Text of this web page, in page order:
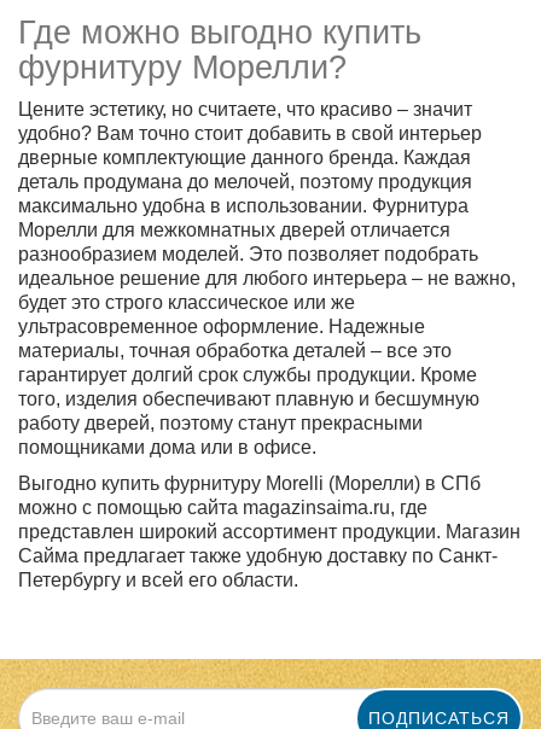
Где можно выгодно купить
фурнитуру Морелли?
Цените эстетику, но считаете, что красиво – значит
удобно? Вам точно стоит добавить в свой интерьер
дверные комплектующие данного бренда. Каждая
деталь продумана до мелочей, поэтому продукция
максимально удобна в использовании. Фурнитура
Морелли для межкомнатных дверей отличается
разнообразием моделей. Это позволяет подобрать
идеальное решение для любого интерьера – не важно,
будет это строго классическое или же
ультрасовременное оформление. Надежные
материалы, точная обработка деталей – все это
гарантирует долгий срок службы продукции. Кроме
того, изделия обеспечивают плавную и бесшумную
работу дверей, поэтому станут прекрасными
помощниками дома или в офисе.
Выгодно купить фурнитуру Morelli (Морелли) в СПб
можно с помощью сайта magazinsaima.ru, где
представлен широкий ассортимент продукции. Магазин
Сайма предлагает также удобную доставку по Санкт-
Петербургу и всей его области.
ПОДПИСАТЬСЯ